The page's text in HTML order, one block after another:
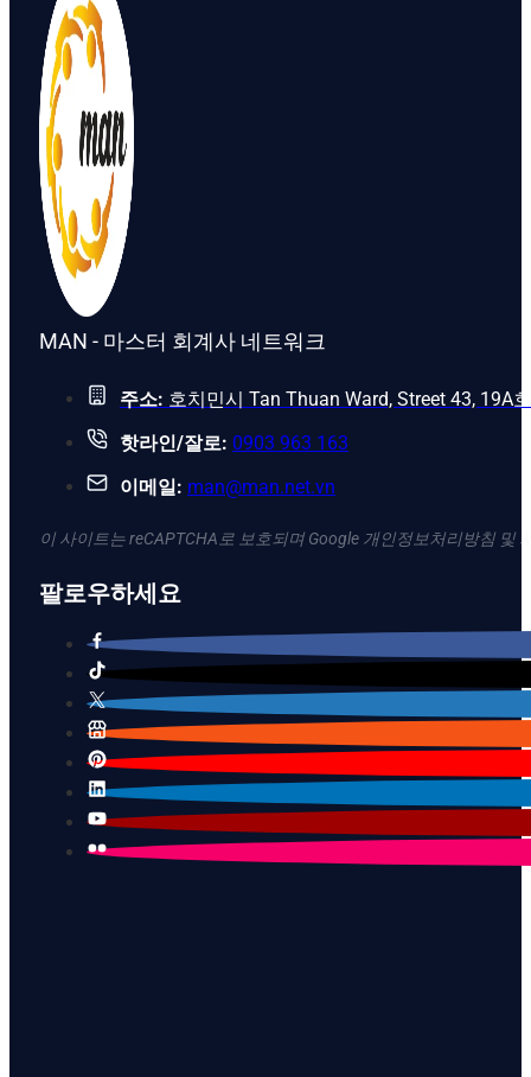
MAN - 마스터 회계사 네트워크
주소: 호치민시 Tan Thuan Ward, Street 43, 19A호
핫라인/잘로: 0903 963 163
이메일: man@man.net.vn
이 사이트는 reCAPTCHA로 보호되며 Google 개인정보처리방침 및
팔로우하세요